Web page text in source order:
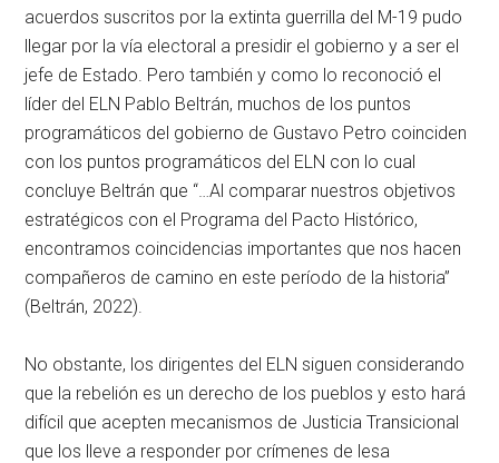
acuerdos suscritos por la extinta guerrilla del M-19 pudo
llegar por la vía electoral a presidir el gobierno y a ser el
jefe de Estado. Pero también y como lo reconoció el
líder del ELN Pablo Beltrán, muchos de los puntos
programáticos del gobierno de Gustavo Petro coinciden
con los puntos programáticos del ELN con lo cual
concluye Beltrán que “…Al comparar nuestros objetivos
estratégicos con el Programa del Pacto Histórico,
encontramos coincidencias importantes que nos hacen
compañeros de camino en este período de la historia”
(Beltrán, 2022).
No obstante, los dirigentes del ELN siguen considerando
que la rebelión es un derecho de los pueblos y esto hará
difícil que acepten mecanismos de Justicia Transicional
que los lleve a responder por crímenes de lesa